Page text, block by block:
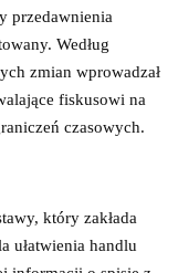
przedawnienia
Według
zmian wprowadzał
fiskusowi na
czasowych.
który zakłada
ułatwienia handlu